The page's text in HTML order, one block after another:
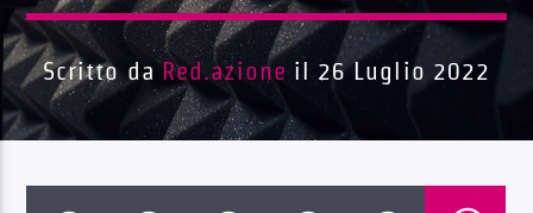
Traccia corrente
Titolo
Artista
Scritto daRed.azione il 26 Luglio 2022